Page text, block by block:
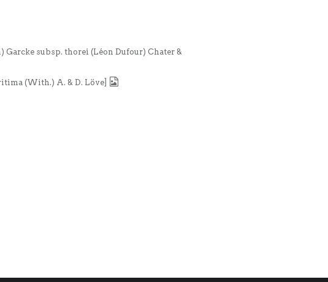
Garcke subsp. thorei (Léon Dufour) Chater &
(With.) A. & D. Löve]